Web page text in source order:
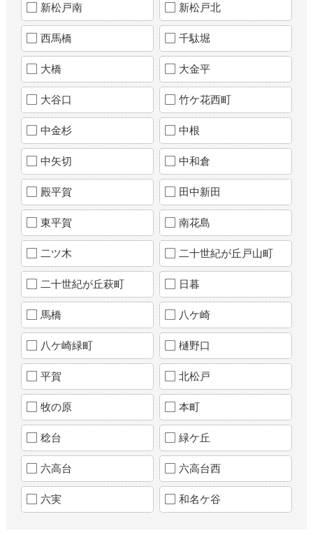
新松戸南 新松戸北
西馬橋 千駄堀
大橋 大金平
大谷口 竹ケ花西町
中金杉 中根
中矢切 中和倉
殿平賀 田中新田
東平賀 南花島
二ツ木 二十世紀が丘戸山町
二十世紀が丘萩町 日暮
馬橋 八ケ崎
八ケ崎緑町 樋野口
平賀 北松戸
牧の原 本町
稔台 緑ケ丘
六高台 六高台西
六実 和名ケ谷